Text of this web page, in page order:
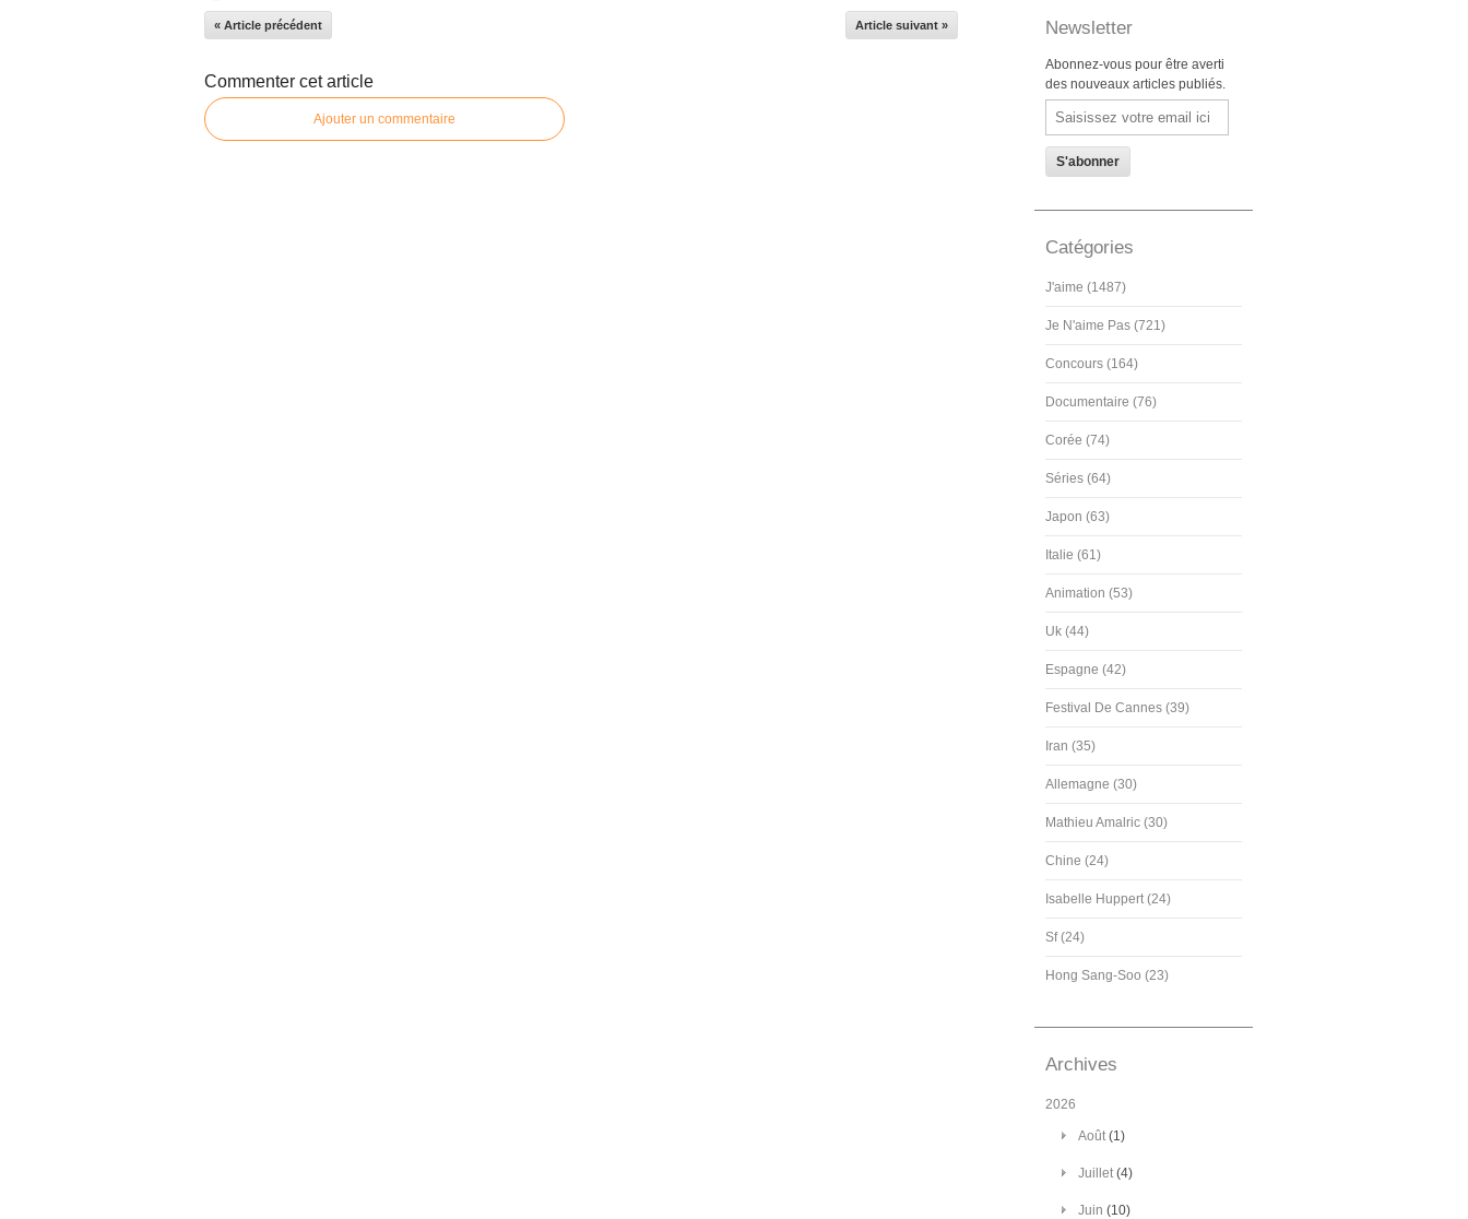
« Article précédent Article suivant »
Commenter cet article
Ajouter un commentaire
Newsletter
Abonnez-vous pour être averti
des nouveaux articles publiés.
Email
Catégories
J'aime (1487)
Je N'aime Pas (721)
Concours (164)
Documentaire (76)
Corée (74)
Séries (64)
Japon (63)
Italie (61)
Animation (53)
Uk (44)
Espagne (42)
Festival De Cannes (39)
Iran (35)
Allemagne (30)
Mathieu Amalric (30)
Chine (24)
Isabelle Huppert (24)
Sf (24)
Hong Sang-Soo (23)
Archives
2026
Août(1)
Juillet(4)
Juin (10)